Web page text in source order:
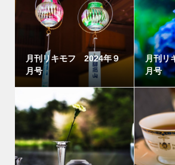
月刊リキモフ 2024年９
月号
月刊リ
月号